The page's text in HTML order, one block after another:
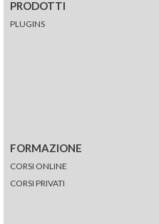
PRODOTTI
PLUGINS
FORMAZIONE
CORSI ONLINE
CORSI PRIVATI